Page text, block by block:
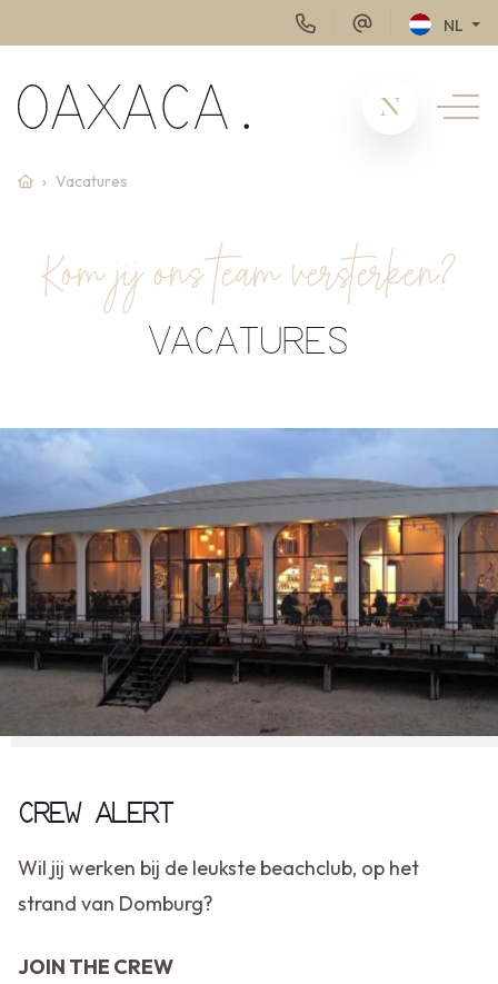
NL
Vacatures
Kom jij ons team versterken?
VACATURES
CREW ALERT
Wil jij werken bij de leukste beachclub, op het
strand van Domburg?
JOIN THE CREW